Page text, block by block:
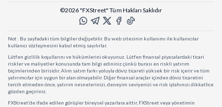
©2026 "FXStreet" Tüm Hakları Saklıdır
Not : Bu sayfadaki tüm bilgiler değişebilir. Bu web sitesinin kullanımı ile kullanıcılar
kullanıcı sözleşmesini kabul etmiş sayılırlar.
Lütfen gizlilik koşullarını ve hükümlerini okuyunuz. Lütfen finansal piyasalardaki ticari
riskler ve maliyetler konusunda tam bilgi edininiz çünkü burası en riskli yatırım
biçimlerinden birisidir. Alım satım farkı yoluyla döviz ticareti yüksek bir risk içerir ve tüm
yatırımcılar için uygun bir alan olmayabilir. Diğer finansal araçlar içinden döviz ticaretini
tercih etmeden önce, yatırım nesnelerinizi, deneyim seviyenizi ve risk iştahınızı dikkatlice
gözden geçiriniz.
FXStreet’de ifade edilen görüşler bireysel yazarlara aittir, FXStreet veya yönetimin